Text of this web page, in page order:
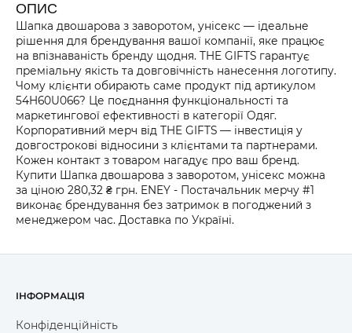
ОПИС
Шапка двошарова з заворотом, унісекс — ідеальне
рішення для брендування вашої компанії, яке працює
на впізнаваність бренду щодня. THE GIFTS гарантує
преміальну якість та довговічність нанесення логотипу.
Чому клієнти обирають саме продукт під артикулом
54H60U066? Це поєднання функціональності та
маркетингової ефективності в категорії Одяг.
Корпоративний мерч від THE GIFTS — інвестиція у
довгострокові відносини з клієнтами та партнерами.
Кожен контакт з товаром нагадує про ваш бренд.
Купити Шапка двошарова з заворотом, унісекс можна
за ціною 280,32 ₴ грн. ENEY - Постачальник мерчу #1
виконає брендування без затримок в погоджений з
менеджером час. Доставка по Україні.
ІНФОРМАЦІЯ
Конфіденційність